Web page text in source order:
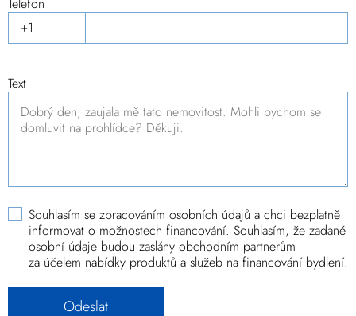
Telefon
Text
Souhlasím se zpracováním osobních údajů a chci bezplatně
informovat o možnostech financování. Souhlasím, že zadané
osobní údaje budou zaslány obchodním partnerům
za účelem nabídky produktů a služeb na financování bydlení.